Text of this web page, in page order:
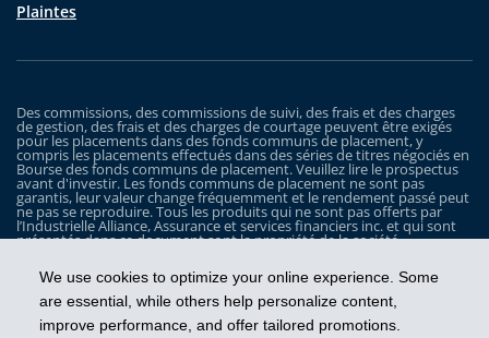
We use cookies to optimize your online experience. Some
are essential, while others help personalize content,
improve performance, and offer tailored promotions.
Plaintes
Des commissions, des commissions de suivi, des frais et des charges
de gestion, des frais et des charges de courtage peuvent être exigés
pour les placements dans des fonds communs de placement, y
compris les placements effectués dans des séries de titres négociés en
Bourse des fonds communs de placement. Veuillez lire le prospectus
avant d'investir. Les fonds communs de placement ne sont pas
garantis, leur valeur change fréquemment et le rendement passé peut
ne pas se reproduire. Tous les produits qui ne sont pas offerts par
l’Industrielle Alliance, Assurance et services financiers inc. et qui sont
présentés dans ce document sont la propriété de la société
sont utilisés ici qu’à titre d’illustration seulement.
Les Fonds iA Clarington sont gérés par Placements IA Clarington inc. iA
Clarington, le logo d’iA Clarington, iA Gestion de patrimoine et le logo
de iA Gestion de patrimoine sont des marques de commerce, utilisées